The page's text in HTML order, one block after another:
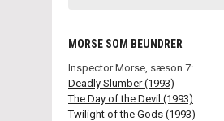
MORSE SOM BEUNDRER
Inspector Morse, sæson 7:
Deadly Slumber (1993)
The Day of the Devil (1993)
Twilight of the Gods (1993)